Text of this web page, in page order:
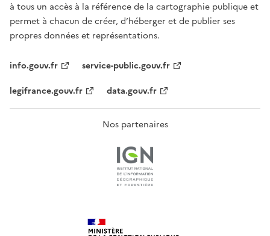
à tous un accès à la référence de la cartographie publique et
permet à chacun de créer, d’héberger et de publier ses
propres données et représentations.
info.gouv.fr
service-public.gouv.fr
legifrance.gouv.fr
data.gouv.fr
Nos partenaires